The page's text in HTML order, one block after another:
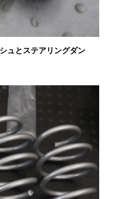
ュとステアリングダン